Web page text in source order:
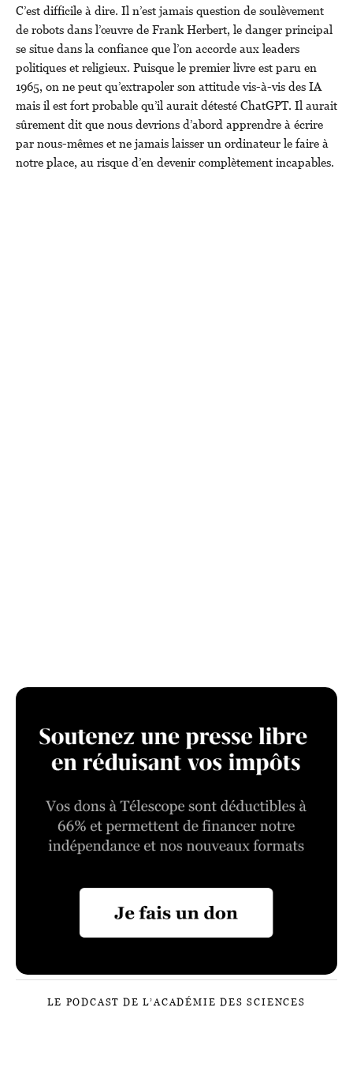
C’est difficile à dire. Il n’est jamais question de soulèvement
de robots dans l’œuvre de Frank Herbert, le danger principal
se situe dans la confiance que l’on accorde aux leaders
politiques et religieux. Puisque le premier livre est paru en
1965, on ne peut qu’extrapoler son attitude vis-à-vis des IA
mais il est fort probable qu’il aurait détesté ChatGPT. Il aurait
sûrement dit que nous devrions d’abord apprendre à écrire
par nous-mêmes et ne jamais laisser un ordinateur le faire à
notre place, au risque d’en devenir complètement incapables.
LE PODCAST DE L’ACADÉMIE DES SCIENCES